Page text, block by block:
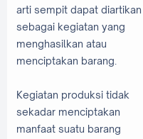
arti sempit dapat diartikan
sebagai kegiatan yang
menghasilkan atau
menciptakan barang.
Kegiatan produksi tidak
sekadar menciptakan
manfaat suatu barang